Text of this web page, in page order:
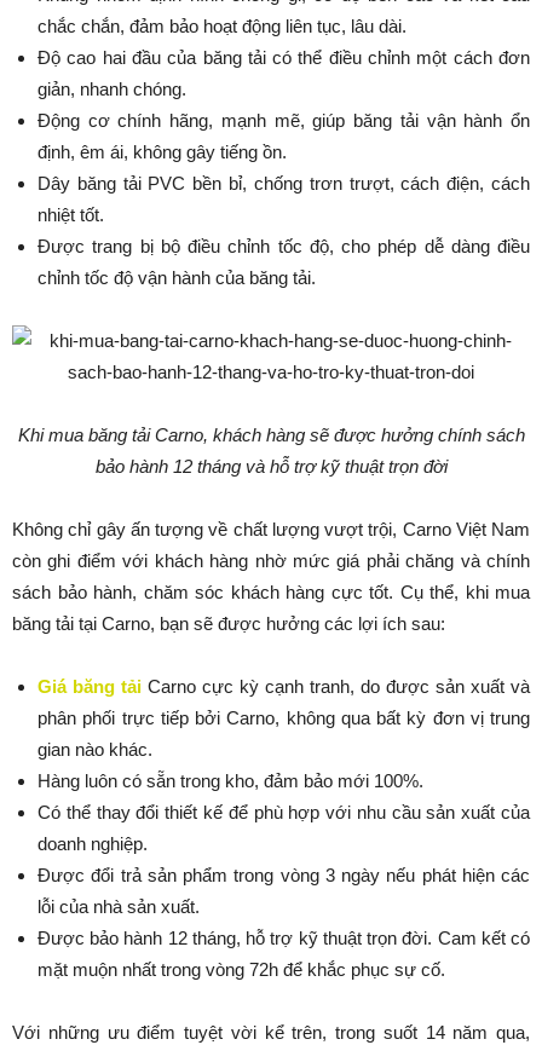
chắc chắn, đảm bảo hoạt động liên tục, lâu dài.
Độ cao hai đầu của băng tải có thể điều chỉnh một cách đơn
giản, nhanh chóng.
Động cơ chính hãng, mạnh mẽ, giúp băng tải vận hành ổn
định, êm ái, không gây tiếng ồn.
Dây băng tải PVC bền bỉ, chống trơn trượt, cách điện, cách
nhiệt tốt.
Được trang bị bộ điều chỉnh tốc độ, cho phép dễ dàng điều
chỉnh tốc độ vận hành của băng tải.
Khi mua băng tải Carno, khách hàng sẽ được hưởng chính sách
bảo hành 12 tháng và hỗ trợ kỹ thuật trọn đời
Không chỉ gây ấn tượng về chất lượng vượt trội, Carno Việt Nam
còn ghi điểm với khách hàng nhờ mức giá phải chăng và chính
sách bảo hành, chăm sóc khách hàng cực tốt. Cụ thể, khi mua
băng tải tại Carno, bạn sẽ được hưởng các lợi ích sau:
Giá băng tải Carno cực kỳ cạnh tranh, do được sản xuất và
phân phối trực tiếp bởi Carno, không qua bất kỳ đơn vị trung
gian nào khác.
Hàng luôn có sẵn trong kho, đảm bảo mới 100%.
Có thể thay đổi thiết kế để phù hợp với nhu cầu sản xuất của
doanh nghiệp.
Được đổi trả sản phẩm trong vòng 3 ngày nếu phát hiện các
lỗi của nhà sản xuất.
Được bảo hành 12 tháng, hỗ trợ kỹ thuật trọn đời. Cam kết có
mặt muộn nhất trong vòng 72h để khắc phục sự cố.
Với những ưu điểm tuyệt vời kể trên, trong suốt 14 năm qua,